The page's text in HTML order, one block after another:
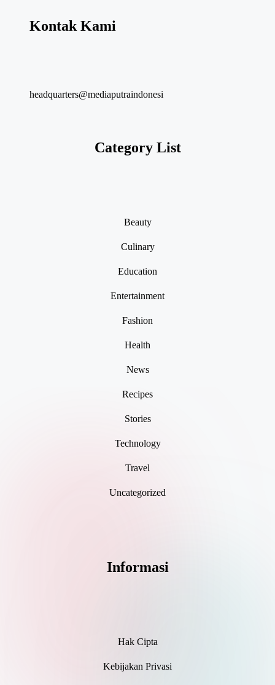
Kontak Kami
headquarters@mediaputraindonesi
Category List
Beauty
Culinary
Education
Entertainment
Fashion
Health
News
Recipes
Stories
Technology
Travel
Uncategorized
Informasi
Hak Cipta
Kebijakan Privasi